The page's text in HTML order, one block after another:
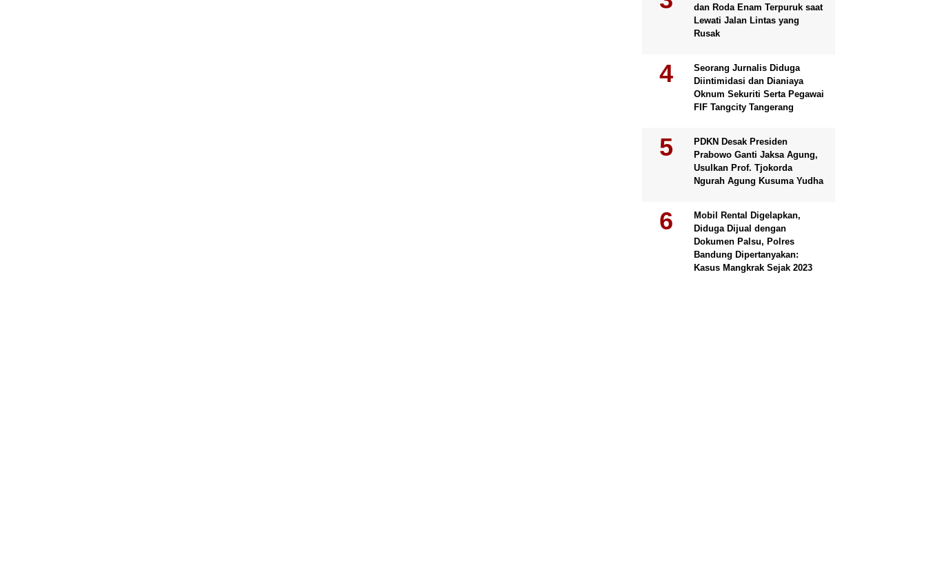
dan Roda Enam Terpuruk saat
Lewati Jalan Lintas yang
Rusak
Seorang Jurnalis Diduga
Diintimidasi dan Dianiaya
Oknum Sekuriti Serta Pegawai
FIF Tangcity Tangerang
PDKN Desak Presiden
Prabowo Ganti Jaksa Agung,
Usulkan Prof. Tjokorda
Ngurah Agung Kusuma Yudha
Mobil Rental Digelapkan,
Diduga Dijual dengan
Dokumen Palsu, Polres
Bandung Dipertanyakan:
Kasus Mangkrak Sejak 2023